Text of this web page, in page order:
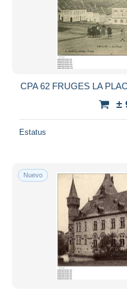
CPA 62 FRUGES LA
±
Estatus
Nuevo